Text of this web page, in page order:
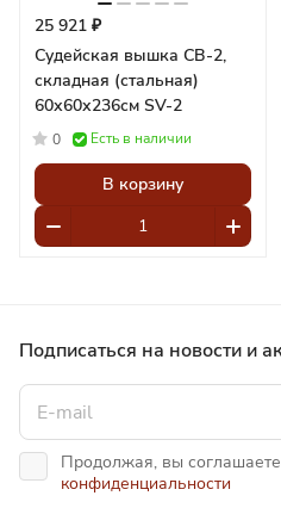
25 921 ₽
Судейская вышка СВ-2,
складная (стальная)
60х60х236см SV-2
0 Есть в наличии
В корзину
Подписаться на новости и
Продолжая, вы
конфиденциальности